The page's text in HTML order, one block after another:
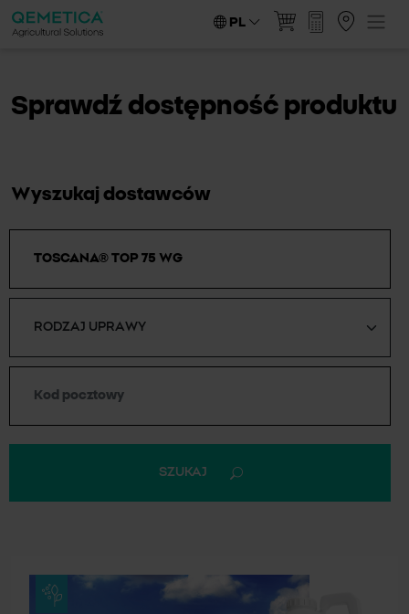
PL
Sprawdź dostępność produktu
Wyszukaj dostawców
SZUKAJ